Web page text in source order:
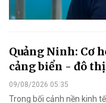
Quảng Ninh: Cơ
cảng biển - đô
09/08/2026 05:35
Trong bối cảnh nền kinh